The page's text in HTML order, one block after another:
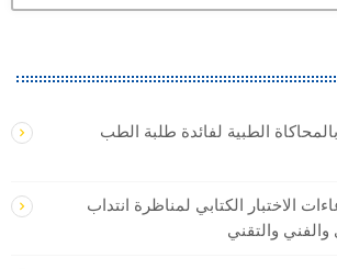
الطبية لفائدة طلبة الطب
الاختبار الكتابي لمناظرة انتداب
والفني والتقني